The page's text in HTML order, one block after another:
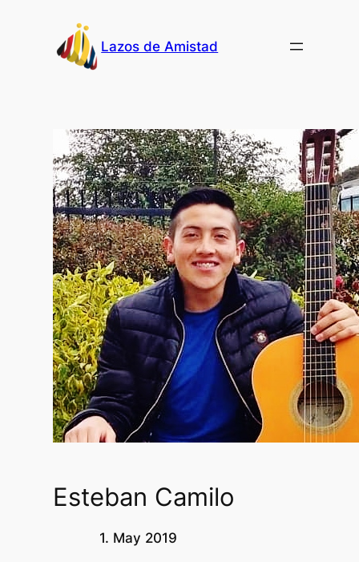
Lazos de Amistad
Esteban Camilo
1. May 2019